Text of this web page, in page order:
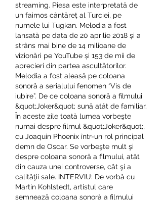
streaming. Piesa este interpretată de
un faimos cântăreț al Turciei, pe
numele lui Tugkan. Melodia a fost
lansată pe data de 20 aprilie 2018 și a
strâns mai bine de 14 milioane de
vizionări pe YouTube și 153 de mii de
aprecieri din partea ascultătorilor.
Melodia a fost aleasă pe coloana
sonoră a serialului fenomen “Vis de
iubire”. De ce coloana sonoră a filmului
&quot;Joker&quot; sună atât de familiar.
În aceste zile toată lumea vorbeşte
numai despre filmul &quot;Joker&quot;,
cu Joaquin Phoenix într-un rol principal
demn de Oscar. Se vorbeşte mult şi
despre coloana sonoră a filmului, atât
din cauza unei controverse, cât şi a
calităţii sale. INTERVIU: De vorbă cu
Martin Kohlstedt, artistul care
semnează coloana sonoră a filmului